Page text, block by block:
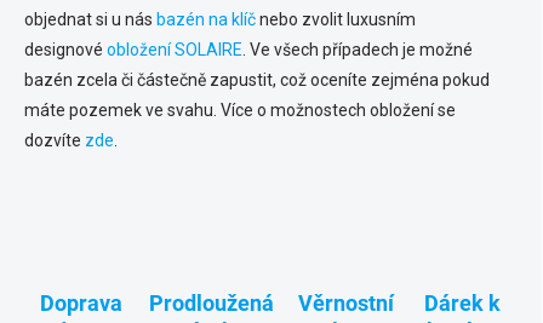
objednat si u nás bazén na klíčnebo zvolit luxusním
designové obložení SOLAIRE . Ve všech případech je možné
bazén zcela či částečně zapustit, což oceníte zejména pokud
máte pozemek ve svahu. Více o možnostech obložení se
dozvíte zde
Doprava
Prodloužená
Věrnostní
Dárek k